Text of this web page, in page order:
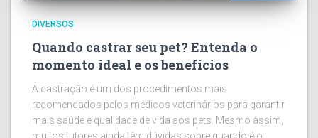
DIVERSOS
Quando castrar seu pet? Entenda o
momento ideal e os benefícios
A castração é um dos procedimentos mais
recomendados pelos médicos veterinários para garantir
mais saúde e qualidade de vida aos pets. Mesmo assim,
muitos tutores ainda têm dúvidas sobre quando é o